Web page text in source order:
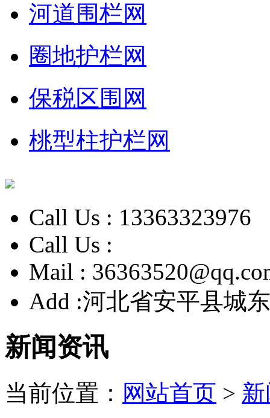
河道围栏网
圈地护栏网
保税区围网
桃型柱护栏网
Call Us : 13363323976
Call Us :
Mail :
Add :河北省安平县城
新闻资讯
当前位置： 网站首页 >